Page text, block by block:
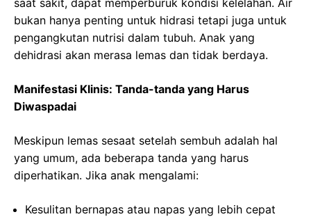
saat sakit, dapat memperburuk kondisi kelelahan. Air
bukan hanya penting untuk hidrasi tetapi juga untuk
pengangkutan nutrisi dalam tubuh. Anak yang
dehidrasi akan merasa lemas dan tidak berdaya.
Manifestasi Klinis: Tanda-tanda yang Harus
Diwaspadai
Meskipun lemas sesaat setelah sembuh adalah hal
yang umum, ada beberapa tanda yang harus
diperhatikan. Jika anak mengalami:
Kesulitan bernapas atau napas yang lebih cepat